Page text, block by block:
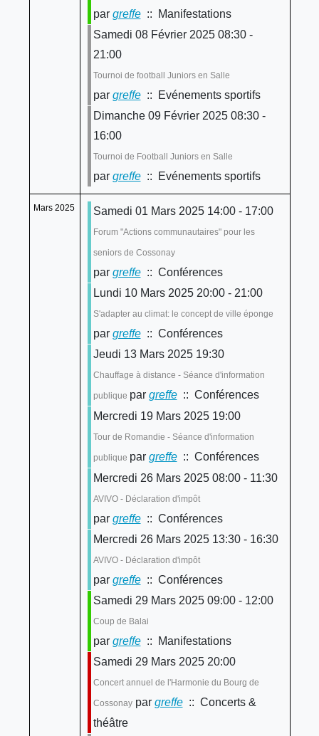
par greffe:: Manifestations
Samedi 08 Février 2025 08:30 -
21:00
Tournoi de football Juniors en Salle
par greffe:: Evénements sportifs
Dimanche 09 Février 2025 08:30 -
16:00
Tournoi de Football Juniors en Salle
par greffe:: Evénements sportifs
Mars 2025 Samedi 01 Mars 2025 14:00 - 17:00
Forum "Actions communautaires" pour les
seniors de Cossonay
par greffe:: Conférences
Lundi 10 Mars 2025 20:00 - 21:00
S'adapter au climat: le concept de ville éponge
par greffe:: Conférences
Jeudi 13 Mars 2025 19:30
Chauffage à distance - Séance d'information
publique par greffe:: Conférences
Mercredi 19 Mars 2025 19:00
Tour de Romandie - Séance d'information
publique par greffe:: Conférences
Mercredi 26 Mars 2025 08:00 - 11:30
AVIVO - Déclaration d'impôt
par greffe:: Conférences
Mercredi 26 Mars 2025 13:30 - 16:30
AVIVO - Déclaration d'impôt
par greffe:: Conférences
Samedi 29 Mars 2025 09:00 - 12:00
Coup de Balai
par greffe:: Manifestations
Samedi 29 Mars 2025 20:00
Concert annuel de l'Harmonie du Bourg de
Cossonaypar greffe:: Concerts &
théâtre